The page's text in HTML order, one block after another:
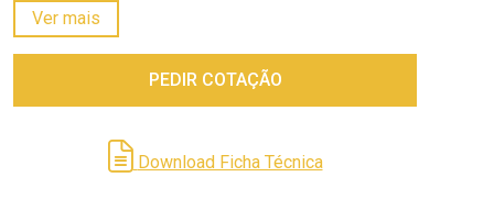
*Mais informações na ficha técnica.
Ver mais
PEDIR COTAÇÃO
Download Ficha Técnica